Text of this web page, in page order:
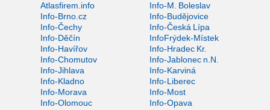
Atlasfirem.info
Info-M. Boleslav
Info-Brno.cz
Info-Budějovice
Info-Čechy
Info-Česká Lípa
Info-Děčín
InfoFrýdek-Místek
Info-Havířov
Info-Hradec Kr.
Info-Chomutov
Info-Jablonec n.N.
Info-Jihlava
Info-Karviná
Info-Kladno
Info-Liberec
Info-Morava
Info-Most
Info-Olomouc
Info-Opava